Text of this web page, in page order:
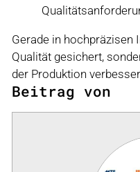
Gerade in hochpräzisen
Qualität gesichert,
der Produktion
Beitrag von